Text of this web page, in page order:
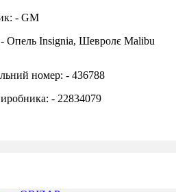
- GM
- Опель Insignia, Шевролє Malibu
номер: - 436788
- 22834079